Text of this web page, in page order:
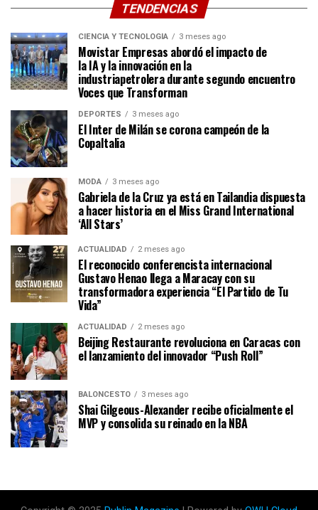
TENDENCIAS
CIENCIA Y TECNOLOGÍA 3 meses ago
Movistar Empresas abordó el impacto de
la IA y la innovación en la
industriapetrolera durante segundo encuentro
Voces que Transforman
DEPORTES 3 meses ago
El Inter de Milán se corona campeón de la
CopaItalia
MODA 3 meses ago
Gabriela de la Cruz ya está en Tailandia dispuesta
a hacer historia en el Miss Grand International
‘All Stars’
ACTUALIDAD 2 meses ago
El reconocido conferencista internacional
Gustavo Henao llega a Maracay con su
transformadora experiencia “El Partido de Tu
Vida”
ACTUALIDAD 2 meses ago
Beijing Restaurante revoluciona en Caracas con
el lanzamiento del innovador “Push Roll”
BALONCESTO 3 meses ago
Shai Gilgeous-Alexander recibe oficialmente el
MVP y consolida su reinado en la NBA